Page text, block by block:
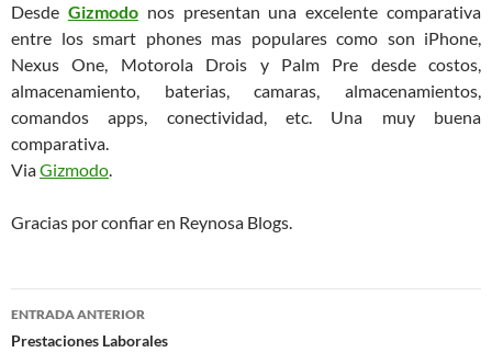
Desde Gizmodonos presentan una excelente comparativa
entre los smart phones mas populares como son iPhone,
Nexus One, Motorola Drois y Palm Pre desde costos,
almacenamiento, baterias, camaras, almacenamientos,
comandos apps, conectividad, etc. Una muy buena
comparativa.
ViaGizmodo.
Gracias por confiar en Reynosa Blogs.
Navegación
de
ENTRADA ANTERIOR
Prestaciones Laborales